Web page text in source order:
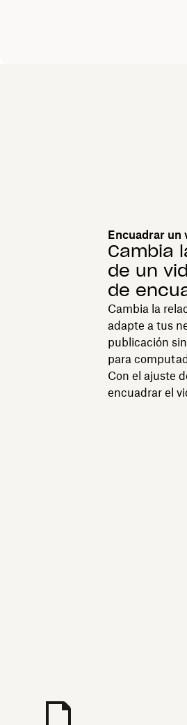
Encuadrar un
Cambia
de un
de
Cambia la
adapte a tus
publicación
para
Con el ajuste
encuadrar el